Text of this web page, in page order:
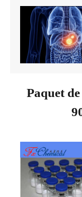
Paquet